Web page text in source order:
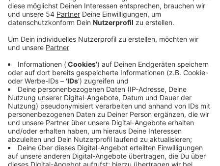
Demnach soll die unterrichtsfreie Zeit dafür genutzt
werden, um noch mehr neue Formen des digitalen
Unterricht über das Internet einzuführen. Bei uns
sollen Schüler mit anstehender Abschlussprüfung in
der kommenden Woche wieder in die Schule können.
Viele Mönchengladbacher Eltern wünschen sich mehr
virtuellem Unterricht während der Corona-Krise. Das
sagt der stellvertretende Fraktionsvorsitzende der
Grünen, Boris Wolkowski. Die technischen
Voraussetzungen dafür seien in Mönchengladbach